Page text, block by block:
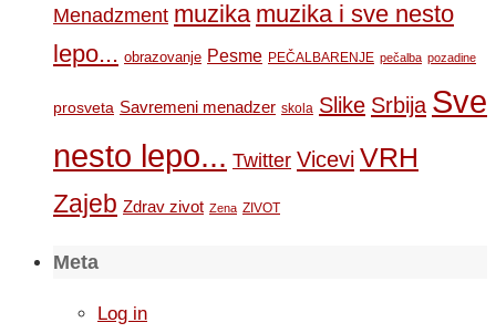
Menadzment muzika muzika i sve nesto
lepo... obrazovanje Pesme PEČALBARENJE pečalba pozadine
prosveta Savremeni menadzer skola Slike Srbija Sve
nesto lepo... Twitter Vicevi VRH
Zajeb Zdrav zivot Zena ZIVOT
Meta
Log in